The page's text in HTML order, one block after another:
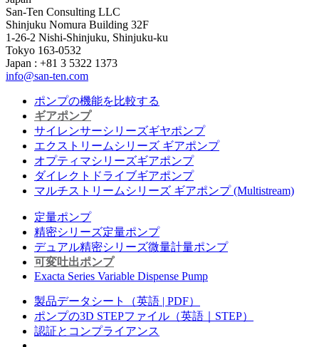
San-Ten Consulting LLC
Shinjuku Nomura Building 32F
1-26-2 Nishi-Shinjuku, Shinjuku-ku
Tokyo 163-0532
Japan : +81 3 5322 1373
info@san-ten.com
ポンプの機能を比較する
ギアポンプ
サイレンサーシリーズギヤポンプ
エクストリームシリーズ ギアポンプ
オプティマシリーズギアポンプ
ダイレクトドライブギアポンプ
マルチストリームシリーズ ギアポンプ (Multistream)
定量ポンプ
精密シリーズ定量ポンプ
デュアル精密シリーズ微量計量ポンプ
可変吐出ポンプ
Exacta Series Variable Dispense Pump
製品データシート（英語 | PDF）
ポンプの3D STEPファイル（英語｜STEP）
認証とコンプライアンス